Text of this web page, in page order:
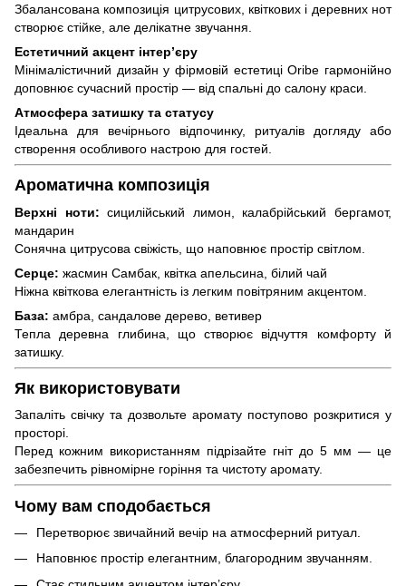
Збалансована композиція цитрусових, квіткових і деревних нот
створює стійке, але делікатне звучання.
Естетичний акцент інтер’єру
Мінімалістичний дизайн у фірмовій естетиці Oribe гармонійно
доповнює сучасний простір — від спальні до салону краси.
Атмосфера затишку та статусу
Ідеальна для вечірнього відпочинку, ритуалів догляду або
створення особливого настрою для гостей.
Ароматична композиція
Верхні ноти: сицилійський лимон, калабрійський бергамот,
мандарин
Сонячна цитрусова свіжість, що наповнює простір світлом.
Серце: жасмин Самбак, квітка апельсина, білий чай
Ніжна квіткова елегантність із легким повітряним акцентом.
База: амбра, сандалове дерево, ветивер
Тепла деревна глибина, що створює відчуття комфорту й
затишку.
Як використовувати
Запаліть свічку та дозвольте аромату поступово розкритися у
просторі.
Перед кожним використанням підрізайте гніт до 5 мм — це
забезпечить рівномірне горіння та чистоту аромату.
Чому вам сподобається
Перетворює звичайний вечір на атмосферний ритуал.
Наповнює простір елегантним, благородним звучанням.